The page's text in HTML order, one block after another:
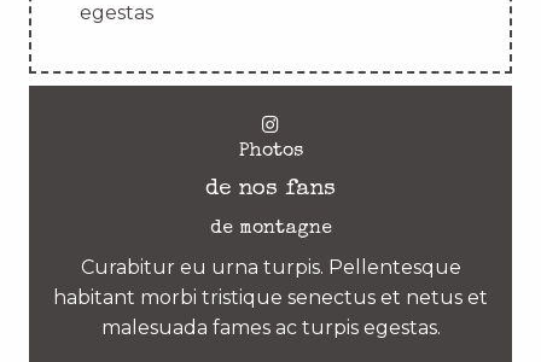
egestas
Photos
de nos fans
de montagne
Curabitur eu urna turpis. Pellentesque
habitant morbi tristique senectus et netus et
malesuada fames ac turpis egestas.